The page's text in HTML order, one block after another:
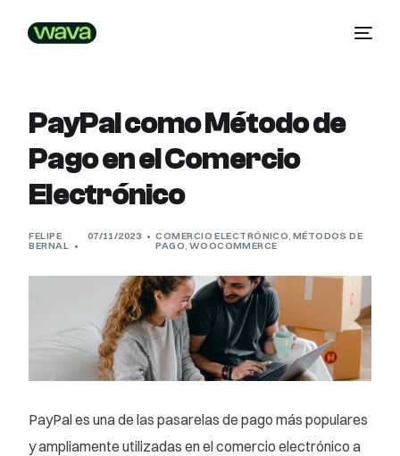
PayPal como Método de
Pago en el Comercio
Electrónico
FELIPE
BERNAL
07/11/2023 COMERCIO ELECTRÓNICO, MÉTODOS DE
PAGO, WOOCOMMERCE
PayPal es una de las pasarelas de pago más populares
y ampliamente utilizadas en el comercio electrónico a